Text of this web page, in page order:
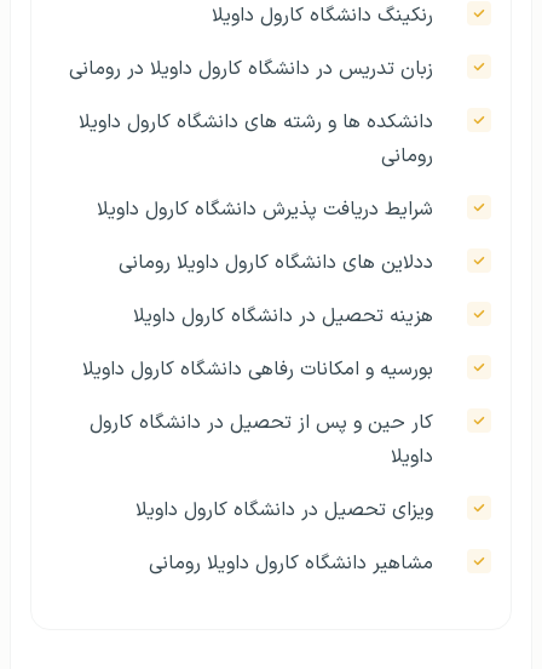
رنکینگ دانشگاه کارول داویلا
زبان تدریس در دانشگاه کارول داویلا در رومانی
دانشکده ‌ها و رشته‌ های دانشگاه کارول داویلا
رومانی
شرایط دریافت پذیرش دانشگاه کارول داویلا
ددلاین های دانشگاه کارول داویلا رومانی
هزینه تحصیل در دانشگاه کارول داویلا
بورسیه و امکانات رفاهی دانشگاه کارول داویلا
کار حین و پس از تحصیل در دانشگاه کارول
داویلا
ویزای تحصیل در دانشگاه کارول داویلا
مشاهیر دانشگاه کارول داویلا رومانی